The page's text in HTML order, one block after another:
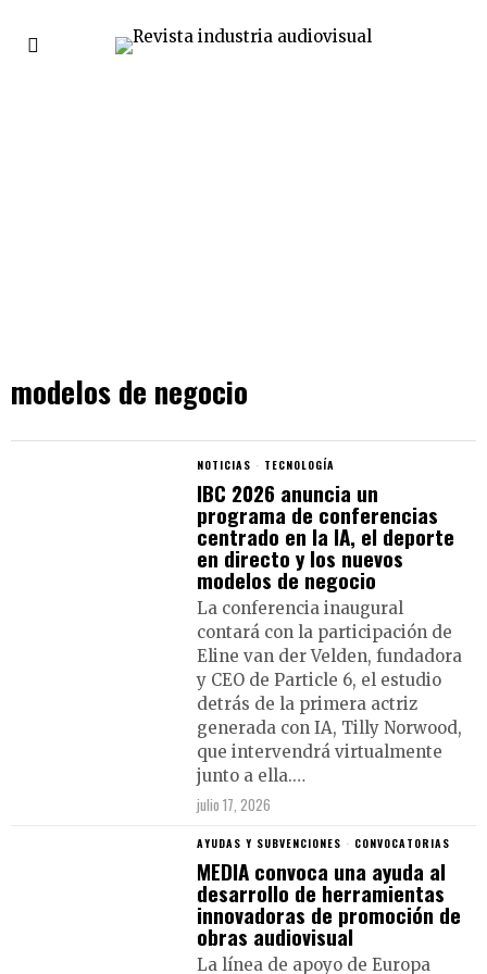
modelos de negocio
NOTICIAS · TECNOLOGÍA
IBC 2026 anuncia un
programa de conferencias
centrado en la IA, el deporte
en directo y los nuevos
modelos de negocio
La conferencia inaugural
contará con la participación de
Eline van der Velden, fundadora
y CEO de Particle 6, el estudio
detrás de la primera actriz
generada con IA, Tilly Norwood,
que intervendrá virtualmente
junto a ella.…
julio 17, 2026
AYUDAS Y SUBVENCIONES · CONVOCATORIAS
MEDIA convoca una ayuda al
desarrollo de herramientas
innovadoras de promoción de
obras audiovisual
La línea de apoyo de Europa